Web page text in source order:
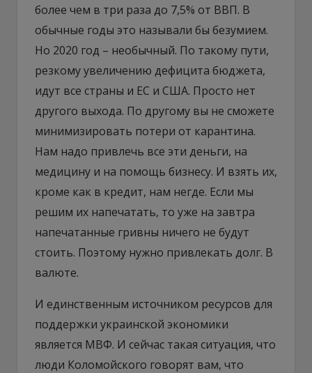
более чем в три раза до 7,5% от ВВП. В
обычные годы это называли бы безумием.
Но 2020 год – необычный. По такому пути,
резкому увеличению дефицита бюджета,
идут все страны и ЕС и США. Просто нет
другого выхода. По другому вы не сможете
минимизировать потери от карантина.
Нам надо привлечь все эти деньги, на
медицину и на помощь бизнесу. И взять их,
кроме как в кредит, нам негде. Если мы
решим их напечатать, то уже на завтра
напечатанные гривны ничего не будут
стоить. Поэтому нужно привлекать долг. В
валюте.
И единственным источником ресурсов для
поддержки украинской экономики
является МВФ. И сейчас такая ситуация, что
люди Коломойского говорят вам, что